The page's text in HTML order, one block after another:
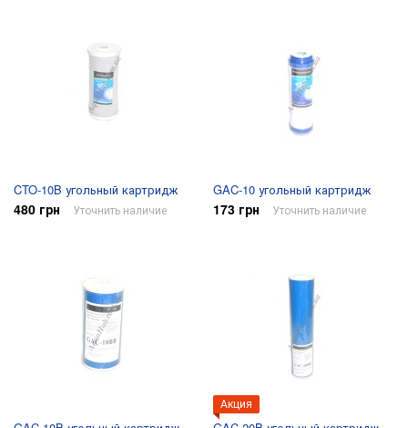
CTO-10B угольный картридж
480 грн Уточнить наличие
GAC-10 угольный картридж
173 грн Уточнить наличие
Акция